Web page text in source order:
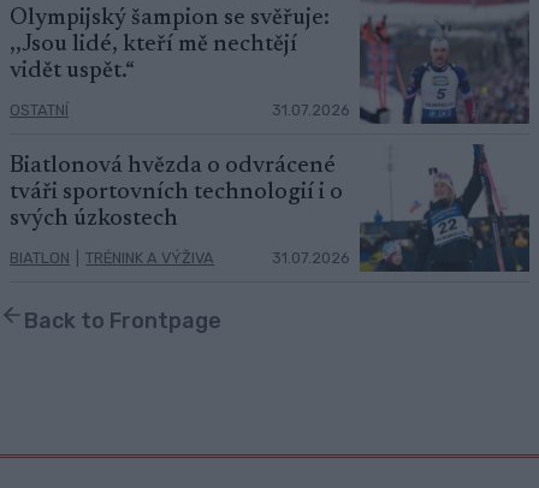
Olympijský šampion se svěřuje:
,,Jsou lidé, kteří mě nechtějí
vidět uspět.“
OSTATNÍ 31.07.2026
Biatlonová hvězda o odvrácené
tváři sportovních technologií i o
svých úzkostech
BIATLON TRÉNINK A VÝŽIVA 31.07.2026
Back to Frontpage